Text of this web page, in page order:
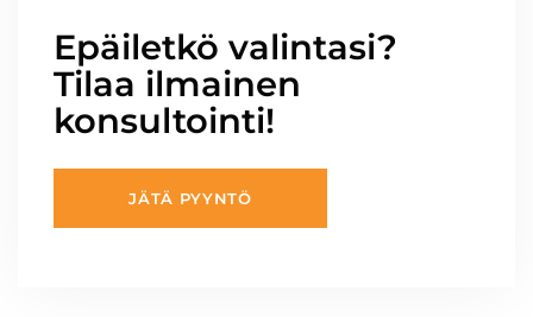
Epäiletkö valintasi?
Tilaa ilmainen
konsultointi!
JÄTÄ PYYNTÖ